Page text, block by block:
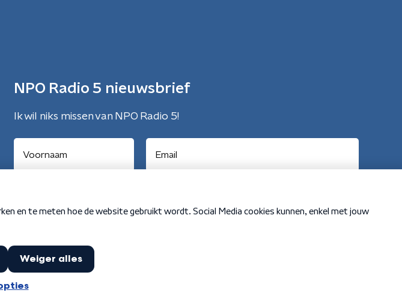
NPO Radio 5 nieuwsbrief
Ik wil niks missen van NPO Radio 5!